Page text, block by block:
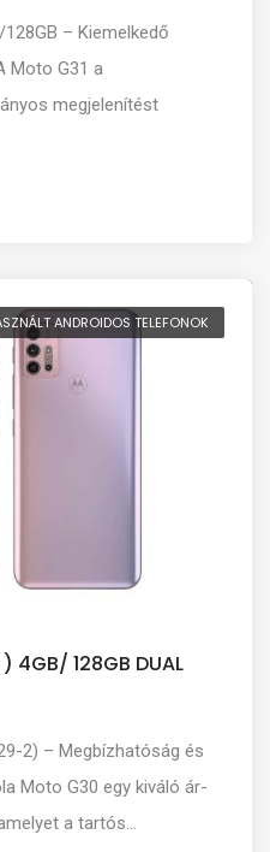
– Kiemelkedő
Moto G31 a
megjelenítést
ANDROIDOS TELEFONOK
4GB/ 128GB DUAL
2) – Megbízhatóság és
Moto G30 egy kiváló ár-
a tartós...